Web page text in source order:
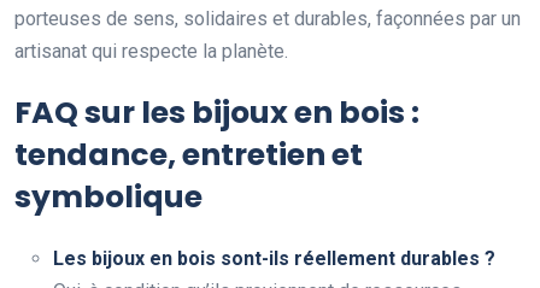
porteuses de sens, solidaires et durables, façonnées par un
artisanat qui respecte la planète.
FAQ sur les bijoux en bois :
tendance, entretien et
symbolique
Les bijoux en bois sont-ils réellement durables ?